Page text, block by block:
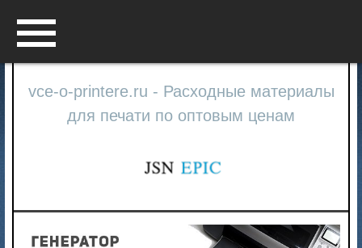
vce-o-printere.ru - Расходные материалы
для печати по оптовым ценам